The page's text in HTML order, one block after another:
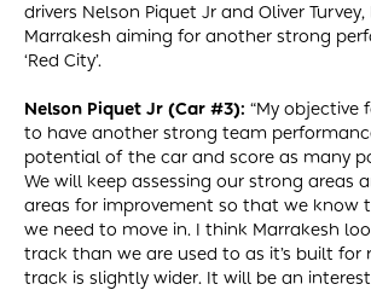
drivers Nelson Piquet Jr and Oliver
Marrakesh aiming for another strong
‘Red City’.
Nelson Piquet Jr (Car #3): “My objective
to have another strong team
potential of the car and score as many
We will keep assessing our strong areas
areas for improvement so that we know
we need to move in. I think Marrakesh
track than we are used to as it’s built for
track is slightly wider. It will be an